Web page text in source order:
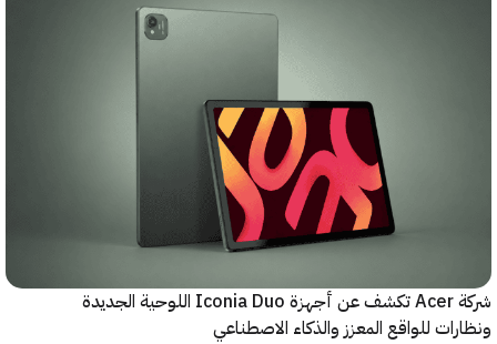
شركة Acer تكشف عن أجهزة Iconia Duo اللوحية الجديدة
للواقع المعزز والذكاء الاصطناعي